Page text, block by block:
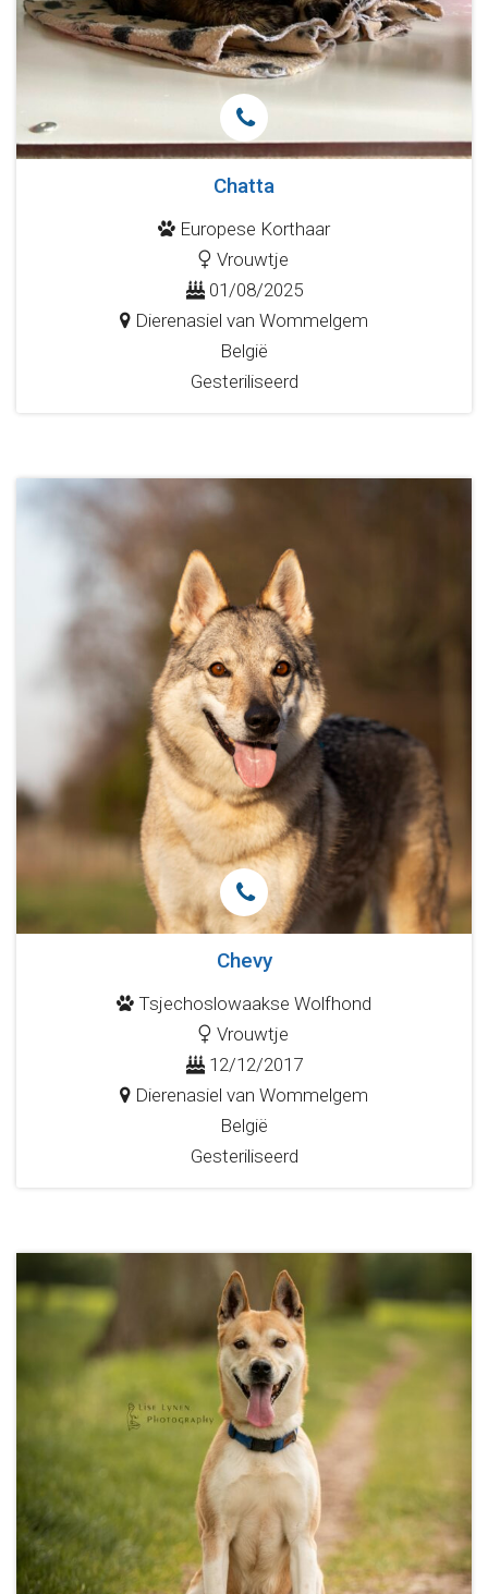
Chatta
Europese Korthaar
Vrouwtje
01/08/2025
Dierenasiel van Wommelgem
België
Gesteriliseerd
Chevy
Tsjechoslowaakse Wolfhond
Vrouwtje
12/12/2017
Dierenasiel van Wommelgem
België
Gesteriliseerd